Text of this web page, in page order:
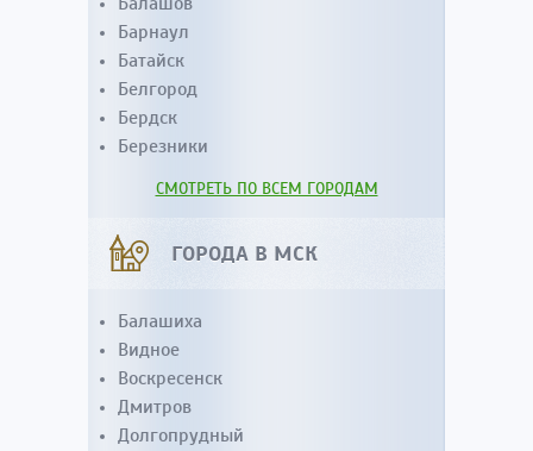
Барнаул
Батайск
Белгород
Бердск
Березники
СМОТРЕТЬ ПО ВСЕМ ГОРОДАМ
ГОРОДА В МСК
Балашиха
Видное
Воскресенск
Дмитров
Долгопрудный